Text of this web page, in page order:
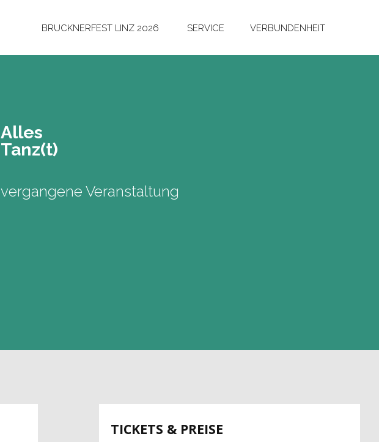
BRUCKNERFEST LINZ 2026 SERVICE VERBUNDENHEIT
Alles
Tanz(t)
vergangene Veranstaltung
TICKETS & PREISE